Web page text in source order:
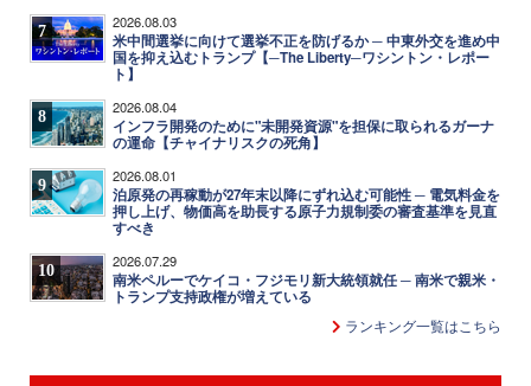
7 2026.08.03
米中間選挙に向けて選挙不正を防げるか ─ 中東外交を進め中
国を抑え込むトランプ【─The Liberty─ワシントン・レポー
ト】
8 2026.08.04
インフラ開発のために"未開発資源"を担保に取られるガーナ
の運命【チャイナリスクの死角】
9 2026.08.01
泊原発の再稼動が27年末以降にずれ込む可能性 ─ 電気料金を
押し上げ、物価高を助長する原子力規制委の審査基準を見直
すべき
10 2026.07.29
南米ペルーでケイコ・フジモリ新大統領就任 ─ 南米で親米・
トランプ支持政権が増えている
ランキング一覧はこちら